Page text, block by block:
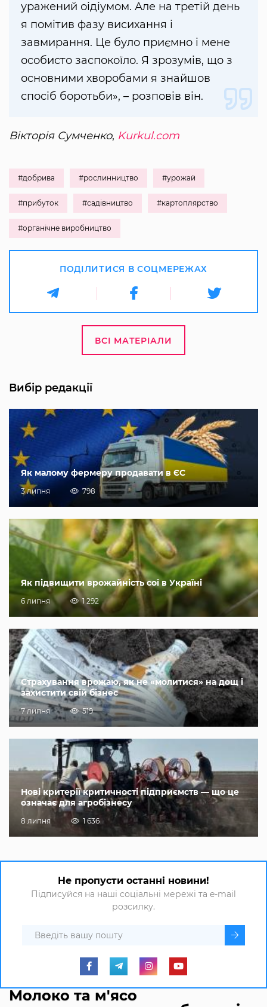
уражений оідіумом. Але на третій день
я помітив фазу висихання і
завмирання. Це було приємно і мене
особисто заспокоїло. Я зрозумів, що з
основними хворобами я знайшов
спосіб боротьби», – розповів він.
Вікторія Сумченко, Kurkul.com
#добрива #рослинництво #урожай
#прибуток #садівництво #картоплярство
#органічне виробництво
ПОДІЛИТИСЯ В СОЦМЕРЕЖАХ
ВСІ МАТЕРІАЛИ
Вибір редакції
Як малому фермеру продавати в ЄС
3 липня 798
Як підвищити врожайність сої в Україні
6 липня 1 292
Страхування врожаю, як не «молитися» на дощ і
захистити свій бізнес
7 липня 519
Нові критерії критичності підприємств — що це
означає для агробізнесу
8 липня 1 636
Не пропусти останні новини!
Підписуйся на наші соціальні мережі та e-mail
розсилку.
Молоко та м'ясо